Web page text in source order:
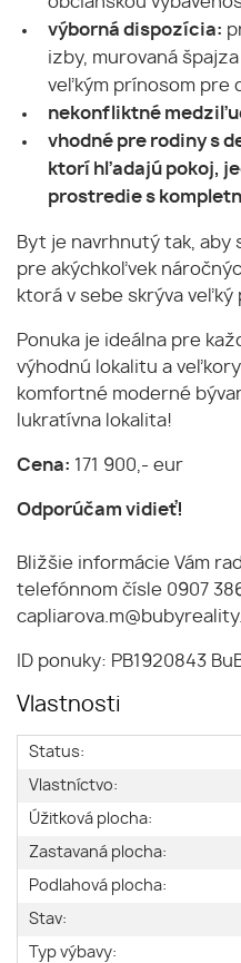
výborná dispozícia:
izby, murovaná
veľkým prínosom pre
nekonfliktné
vhodné pre rodiny s
ktorí hľadajú pokoj,
prostredie s
Byt je navrhnutý tak, aby
pre akýchkoľvek
ktorá v sebe skrýva
Ponuka je ideálna pre
výhodnú lokalitu a
komfortné moderné
lukratívna lokalita!
Cena: 171 900,- eur
Odporúčam vidieť!
Bližšie informácie Vám
telefónnom čísle 0907
ID ponuky: PB1920843
Vlastnosti
Status:
Vlastníctvo:
Úžitková plocha:
Zastavaná plocha:
Podlahová plocha:
Stav:
Typ výbavy: